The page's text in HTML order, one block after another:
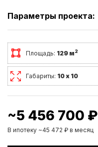
Параметры проекта:
Площадь: 129 м2
Габариты: 10 х 10
~5 456 700 ₽
В ипотеку ~45 472 ₽ в месяц